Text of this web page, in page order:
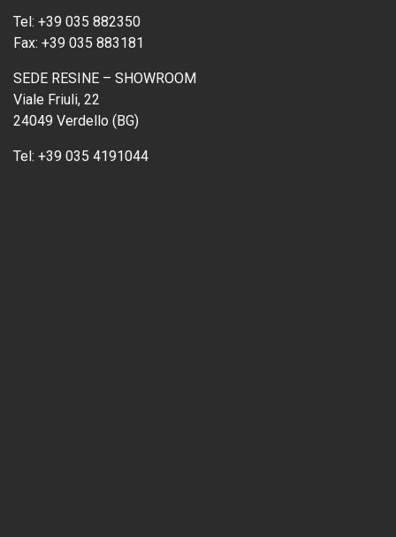
Tel: +39 035 882350
Fax: +39 035 883181
SEDE RESINE – SHOWROOM
Viale Friuli, 22
24049 Verdello (BG)
Tel: +39 035 4191044